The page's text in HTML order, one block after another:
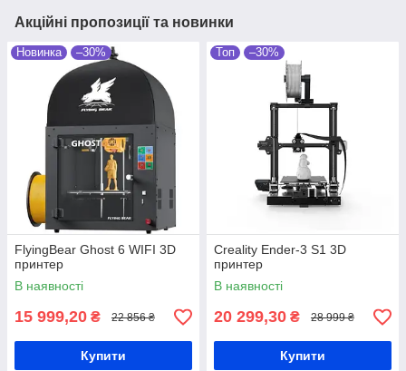
Акційні пропозиції та новинки
Новинка –30%
FlyingBear Ghost 6 WIFI 3D
принтер
В наявності
15 999,20 ₴ 22 856 ₴
Купити
Топ –30%
Creality Ender-3 S1 3D
принтер
В наявності
20 299,30 ₴ 28 999 ₴
Купити